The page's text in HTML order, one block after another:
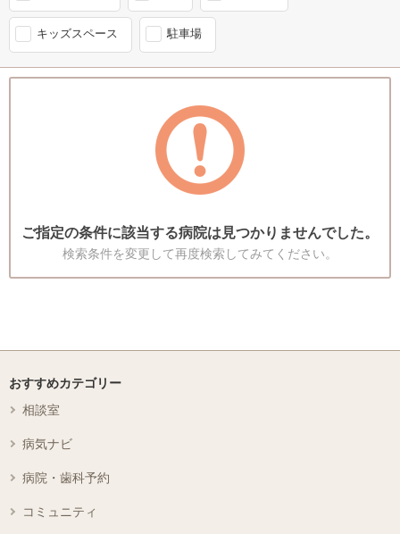
キッズスペース 駐車場
ご指定の条件に該当する病院は見つかりませんでした。
検索条件を変更して再度検索してみてください。
おすすめカテゴリー
相談室
病気ナビ
病院・歯科予約
コミュニティ